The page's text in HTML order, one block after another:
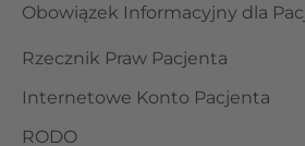
Obowiązek Informacyjny dla
Rzecznik Praw Pacjenta
Internetowe Konto Pacjenta
RODO